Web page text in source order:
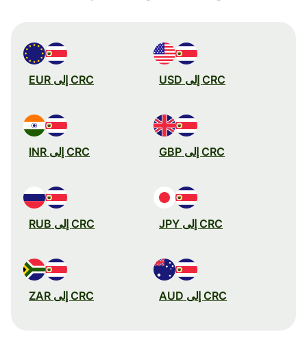
CRC إلى USD CRC إلى EUR
CRC إلى GBP CRC إلى INR
CRC إلى JPY CRC إلى RUB
CRC إلى AUD CRC إلى ZAR